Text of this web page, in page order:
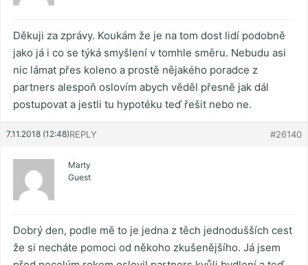
Děkuji za zprávy. Koukám že je na tom dost lidí podobně
jako já i co se týká smyšlení v tomhle směru. Nebudu asi
nic lámat přes koleno a prostě nějakého poradce z
partners alespoň oslovím abych věděl přesně jak dál
postupovat a jestli tu hypotéku teď řešit nebo ne.
7.11.2018 (12:48) #26140
REPLY
Marty
Guest
Dobrý den, podle mě to je jedna z těch jednodušších cest
že si necháte pomoci od někoho zkušenějšího. Já jsem